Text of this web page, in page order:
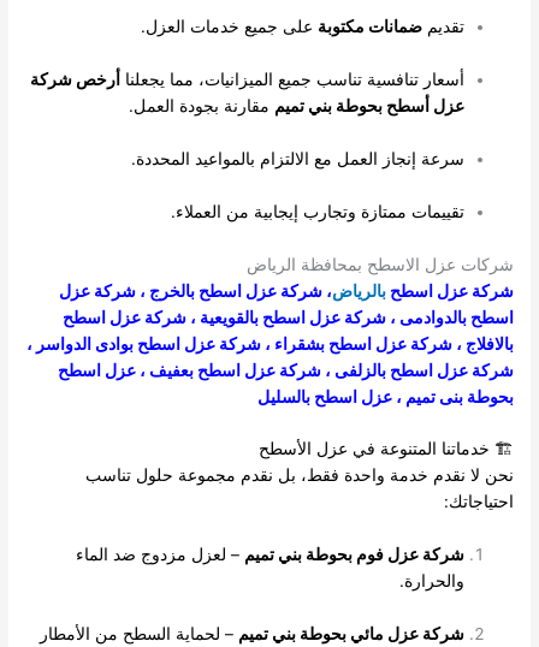
تقديمضمانات مكتوبة على جميع خدمات العزل.
أسعار تنافسية تناسب جميع الميزانيات، مما يجعلنا أرخص شركة
عزل أسطح بحوطة بني تميم مقارنة بجودة العمل.
سرعة إنجاز العمل مع الالتزام بالمواعيد المحددة.
تقييمات ممتازة وتجارب إيجابية من العملاء.
شركات عزل الاسطح بمحافظة الرياض
شركة عزل اسطحبالرياض،شركة عزل اسطح بالخرج ،شركة عزل
اسطح بالدوادمى ،شركة عزل اسطح بالقويعية ،شركة عزل اسطح
بالافلاج ،شركة عزل اسطح بشقراء ،شركة عزل اسطح بوادى الدواسر ،
شركة عزل اسطح بالزلفى ، شركة عزل اسطح بعفيف ،عزل اسطح
بحوطة بنى تميم ،عزل اسطح بالسليل
🏗️ خدماتنا المتنوعة في عزل الأسطح
نحن لا نقدم خدمة واحدة فقط، بل نقدم مجموعة حلول تناسب
احتياجاتك:
شركة عزل فوم بحوطة بني تميم – لعزل مزدوج ضد الماء
والحرارة.
شركة عزل مائي بحوطة بني تميم – لحماية السطح من الأمطار